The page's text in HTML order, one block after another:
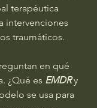
terapéutica
intervenciones
traumáticos.
en qué
¿Qué es EMDR y
se usa para